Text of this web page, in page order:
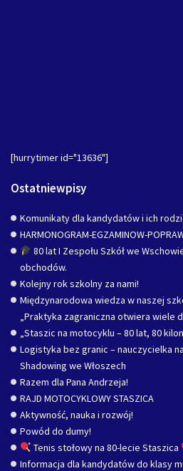
[hurrytimer id="13636"]
Ostatniewpisy
Komunikaty dla kandydatów i ich
HARMONOGRAM-EGZAMINOW-
80 lat I Zespołu Szkół we
obchodów.
Kolejny rok szkolny za nami!
Międzynarodowa wiedza w naszej
„Praktyka zagraniczna otwiera wiele
„Staszic na motocyklu – 80 lat, 80
Logistyka bez granic – nauczycielka
Shadowing we Włoszech
Razem dla Pana Andrzeja!
RAJD MOTOCYKLOWY STASZICA
Aktywność, nauka i rozwój!
Powód do dumy!
Tenis stołowy na 80-lecie Staszica
Informacja dla kandydatów do klasy